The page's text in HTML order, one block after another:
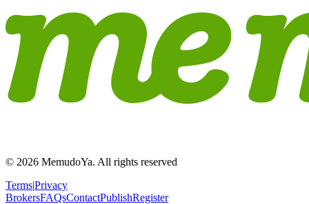
© 2026 MemudoYa. All rights reserved
Terms|Privacy
BrokersFAQsContactPublishRegister